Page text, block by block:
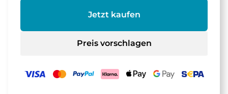
Jetzt kaufen
Preis vorschlagen